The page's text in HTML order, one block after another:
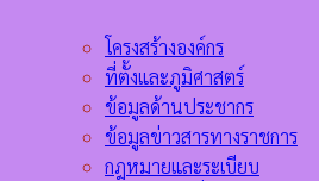
โครงสร้างองค์กร
ที่ตั้งและภูมิศาสตร์
ข้อมูลด้านประชากร
ข้อมูลข่าวสารทางราชการ
กฎหมายและระเบียบ